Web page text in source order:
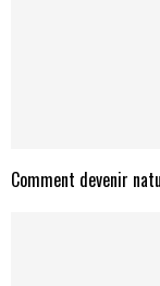
Comment devenir